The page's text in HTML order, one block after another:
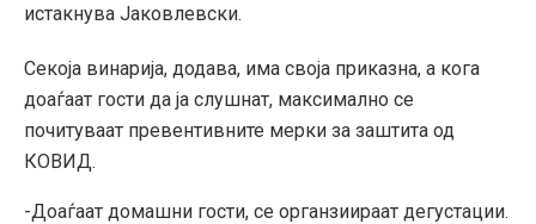
истакнува Јаковлевски.
Секоја винарија, додава, има своја приказна, а кога
доаѓаат гости да ја слушнат, максимално се
почитуваат превентивните мерки за заштита од
КОВИД.
-Доаѓаат домашни гости, се органзиираат дегустации.